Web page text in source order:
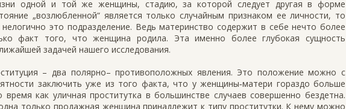
одной и той же женщины, стадию, за которой следует другая в форме
„возлюбленной“ является только случайным признаком ее личности, то
это подразделение. Ведь материнство содержит в себе нечто более
факт того, что женщина родила. Эта именно более глубокая сущность
задачей нашего исследования.
– два полярно– противоположных явления. Это положение можно с
заключить уже из того факта, что у женщины‑матери гораздо больше
как уличная проститутка в большинстве случаев совершенно бездетна.
только продажная женщина принадлежит к типу проститутки. К нему можно